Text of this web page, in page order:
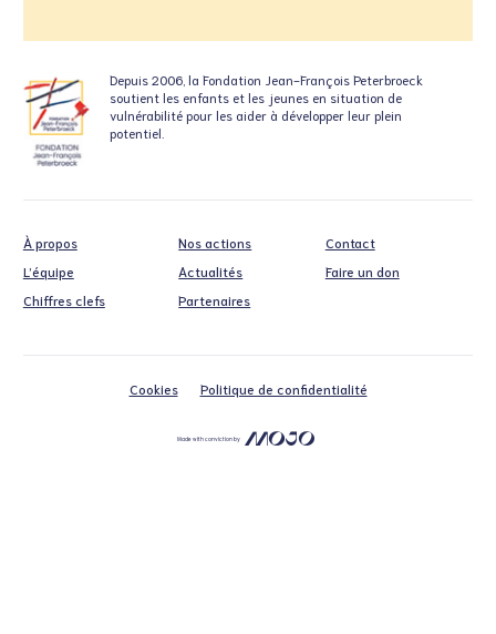
Depuis 2006, la Fondation Jean-François Peterbroeck
soutient les enfants et les jeunes en situation de
vulnérabilité pour les aider à développer leur plein
potentiel.
À propos
L’équipe
Chiffres clefs
Nos actions
Actualités
Partenaires
Contact
Faire un don
Cookies Politique de confidentialité
Made with conviction by